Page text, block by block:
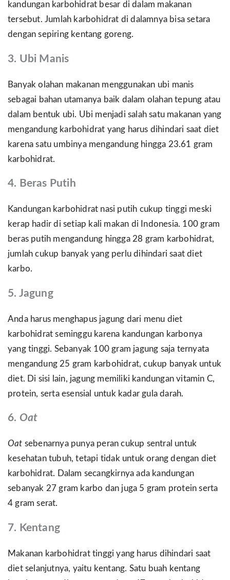
kandungan karbohidrat besar di dalam makanan
tersebut. Jumlah karbohidrat di dalamnya bisa setara
dengan sepiring kentang goreng.
3. Ubi Manis
Banyak olahan makanan menggunakan ubi manis
sebagai bahan utamanya baik dalam olahan tepung atau
dalam bentuk ubi. Ubi menjadi salah satu makanan yang
mengandung karbohidrat yang harus dihindari saat diet
karena satu umbinya mengandung hingga 23.61 gram
karbohidrat.
4. Beras Putih
Kandungan karbohidrat nasi putih cukup tinggi meski
kerap hadir di setiap kali makan di Indonesia. 100 gram
beras putih mengandung hingga 28 gram karbohidrat,
jumlah cukup banyak yang perlu dihindari saat diet
karbo.
5. Jagung
Anda harus menghapus jagung dari menu diet
karbohidrat seminggu karena kandungan karbonya
yang tinggi. Sebanyak 100 gram jagung saja ternyata
mengandung 25 gram karbohidrat, cukup banyak untuk
diet. Di sisi lain, jagung memiliki kandungan vitamin C,
protein, serta esensial untuk kadar gula darah.
6. Oat
Oat sebenarnya punya peran cukup sentral untuk
kesehatan tubuh, tetapi tidak untuk orang dengan diet
karbohidrat. Dalam secangkirnya ada kandungan
sebanyak 27 gram karbo dan juga 5 gram protein serta
4 gram serat.
7. Kentang
Makanan karbohidrat tinggi yang harus dihindari saat
diet selanjutnya, yaitu kentang. Satu buah kentang